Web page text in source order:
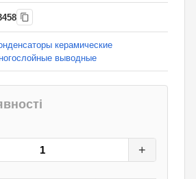
керамические
выводные
+